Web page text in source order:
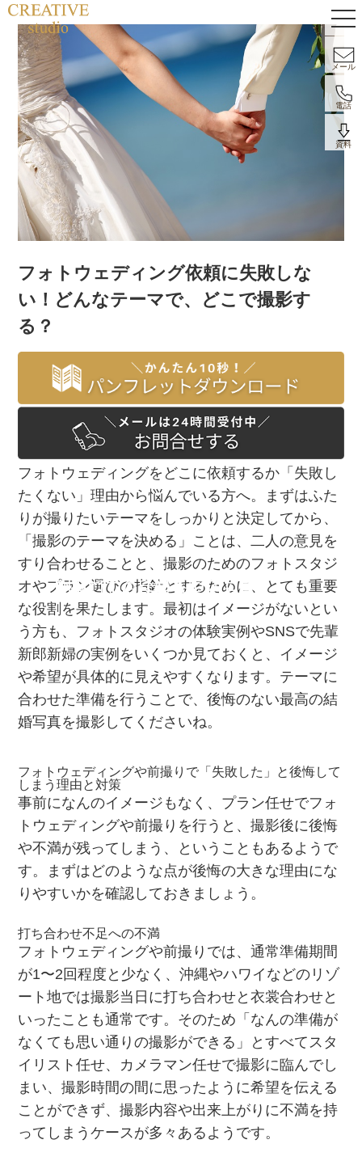
メール
電話
資料
フォトウェディング依頼に失敗しな
い！どんなテーマで、どこで撮影す
る？
フォトウェディングをどこに依頼するか「失敗し
たくない」理由から悩んでいる方へ。まずはふた
りが撮りたいテーマをしっかりと決定してから、
「撮影のテーマを決める」ことは、二人の意見を
すり合わせることと、撮影のためのフォトスタジ
オやプラン選びの指針とするために、とても重要
な役割を果たします。最初はイメージがないとい
う方も、フォトスタジオの体験実例やSNSで先輩
新郎新婦の実例をいくつか見ておくと、イメージ
や希望が具体的に見えやすくなります。テーマに
合わせた準備を行うことで、後悔のない最高の結
婚写真を撮影してくださいね。
フォトウェディングや前撮りで「失敗した」と後悔して
しまう理由と対策
事前になんのイメージもなく、プラン任せでフォ
トウェディングや前撮りを行うと、撮影後に後悔
や不満が残ってしまう、ということもあるようで
す。まずはどのような点が後悔の大きな理由にな
りやすいかを確認しておきましょう。
打ち合わせ不足への不満
フォトウェディングや前撮りでは、通常準備期間
が1〜2回程度と少なく、沖縄やハワイなどのリゾ
ート地では撮影当日に打ち合わせと衣裳合わせと
いったことも通常です。そのため「なんの準備が
なくても思い通りの撮影ができる」とすべてスタ
イリスト任せ、カメラマン任せで撮影に臨んでし
まい、撮影時間の間に思ったように希望を伝える
ことができず、撮影内容や出来上がりに不満を持
ってしまうケースが多々あるようです。
PHOTOGRAPHER
PHOTOGRAPHER